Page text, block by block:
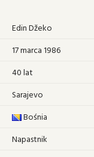
Edin Džeko
17 marca 1986
40 lat
Sarajevo
Bośnia
Napastnik